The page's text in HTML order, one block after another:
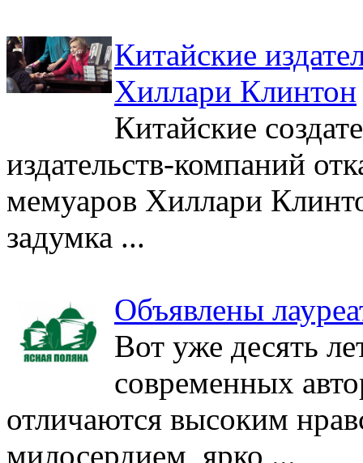
Китайские
Хиллари Клинтон
Китайские
издательств-компаний
мемуаров Хиллари
задумка ...
Объявлены
Вот уже десять
современных
отличаются высоким
милосердием, ярко ...